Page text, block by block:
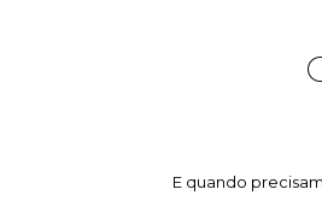
E quando